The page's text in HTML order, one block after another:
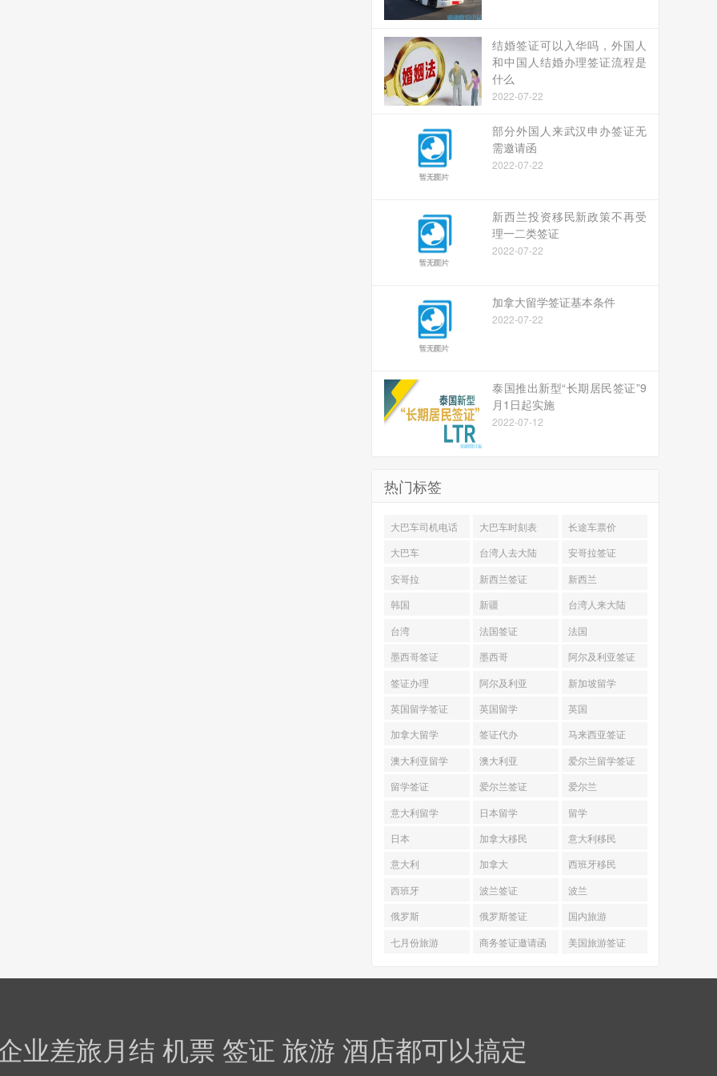
结婚签证可以入华吗，外国人
和中国人结婚办理签证流程是
什么
2022-07-22
部分外国人来武汉申办签证无
需邀请函
2022-07-22
新西兰投资移民新政策不再受
理一二类签证
2022-07-22
加拿大留学签证基本条件
2022-07-22
泰国推出新型“长期居民签证”9
月1日起实施
2022-07-12
热门标签
大巴车司机电话 大巴车时刻表
长途车票价
大巴车
台湾人去大陆
安哥拉签证
安哥拉
新西兰签证
新西兰
韩国
新疆
台湾人来大陆
台湾
法国签证
法国
墨西哥签证
墨西哥
阿尔及利亚签证
签证办理
阿尔及利亚
新加坡留学
英国留学签证
英国留学
英国
加拿大留学
签证代办
马来西亚签证
澳大利亚留学
澳大利亚
爱尔兰留学签证
留学签证
爱尔兰签证
爱尔兰
意大利留学
日本留学
留学
日本
加拿大移民
意大利移民
意大利
加拿大
西班牙移民
西班牙
波兰签证
波兰
俄罗斯
俄罗斯签证
国内旅游
七月份旅游
商务签证邀请函 美国旅游签证
业差旅月结 机票 签证 旅游 酒店都可以搞定